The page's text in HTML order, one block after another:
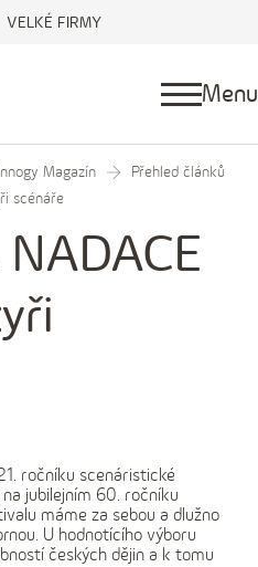
VELKÉ FIRMY
Menu
Magazín
Přehled článků
scénáře
ročníku scenáristické
jubilejním 60. ročníku
máme za sebou a dlužno
U hodnotícího výboru
českých dějin a k tomu